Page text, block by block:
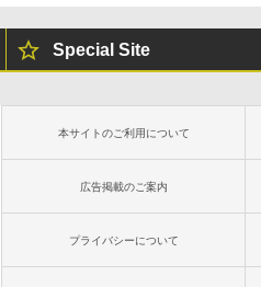
Special Site
本サイトのご利用について
広告掲載のご案内
プライバシーについて